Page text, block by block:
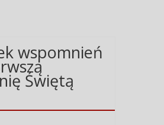
wspomnień
Świętą